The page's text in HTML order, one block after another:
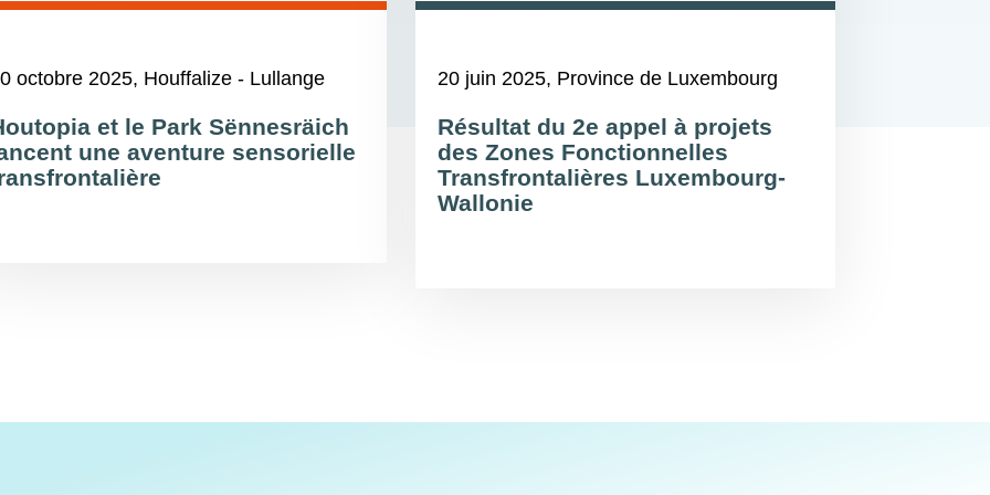
octobre 2025, Houffalize - Lullange
et le Park Sënnesräich
une aventure sensorielle
20 juin 2025, Province de Luxembourg
Résultat du 2e appel à projets
des Zones Fonctionnelles
Transfrontalières Luxembourg-
Wallonie